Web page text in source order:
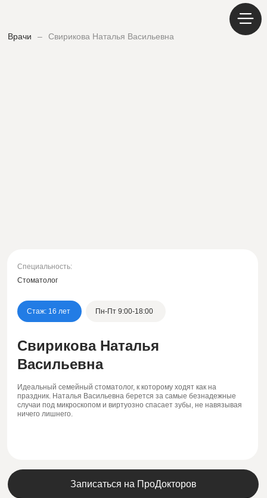
Свирикова Наталья Васильевна
–
Врачи
Идеальный семейный стоматолог, к которому ходят как на
праздник. Наталья Васильевна берется за самые безнадежные
случаи под микроскопом и виртуозно спасает зубы, не навязывая
ничего лишнего.
Свирикова Наталья
Васильевна
Пн-Пт 9:00-18:00
Стаж: 16 лет
Стоматолог
Специальность:
Записаться на ПроДокторов